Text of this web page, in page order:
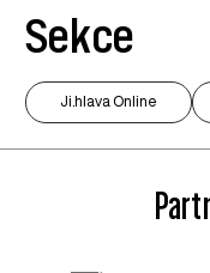
Sekce
Ji.hlava Online